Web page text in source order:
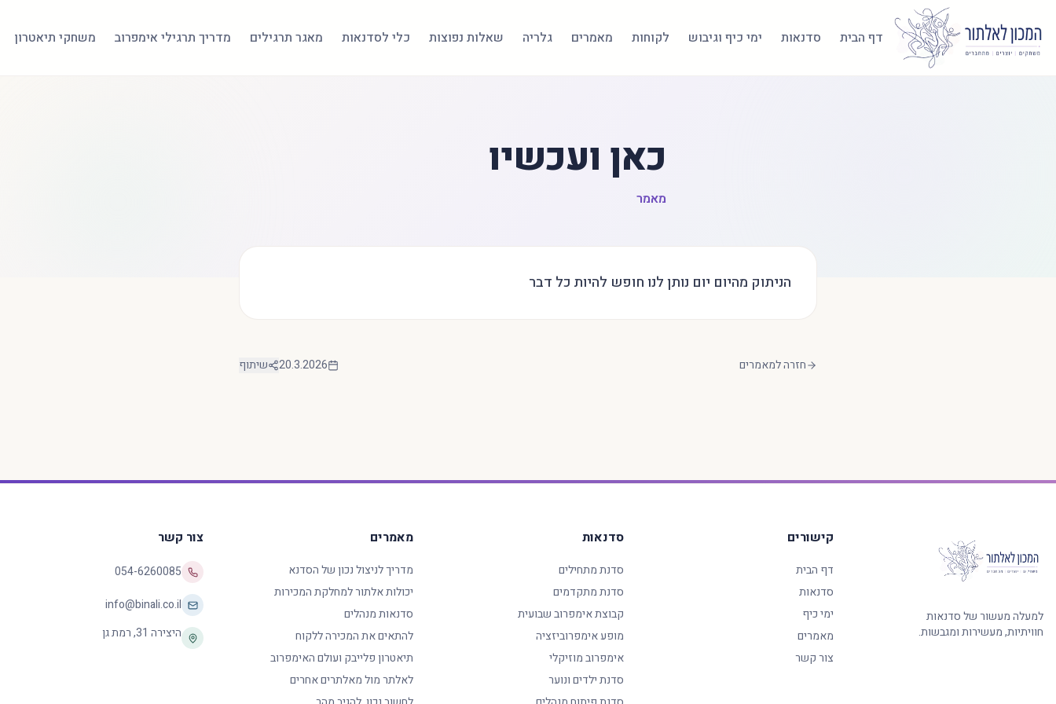
דף הבית סדנאות ימי כיף וגיבוש לקוחות מאמרים גלריה שאלות נפוצות כלי לסדנאות מאגר תרגילים מדריך תרגילי אימפרוב משחקי תיאטרון
כאן ועכשיו
מאמר
הניתוק מהיום יום נותן לנו חופש להיות כל דבר
חזרה למאמרים 20.3.2026 שיתוף
למעלה מעשור של סדנאות
חוויתיות, מעשירות ומגבשות.
קישורים
דף הבית
סדנאות
ימי כיף
מאמרים
צור קשר
סדנאות
סדנת מתחילים
סדנת מתקדמים
קבוצת אימפרוב שבועית
מופע אימפרוביזציה
אימפרוב מוזיקלי
סדנת ילדים ונוער
מאמרים
מדריך לניצול נכון של הסדנא
יכולות אלתור למחלקת המכירות
סדנאות מנהלים
להתאים את המכירה ללקוח
תיאטרון פלייבק ועולם האימפרוב
לאלתר מול מאלתרים אחרים
צור קשר
054-6260085
info@binali.co.il
היצירה 31
,רמת גן